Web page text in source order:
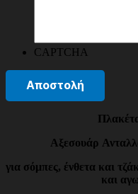
CAPTCHA
Αξεσουάρ
για σόμπες, ένθετα και
και